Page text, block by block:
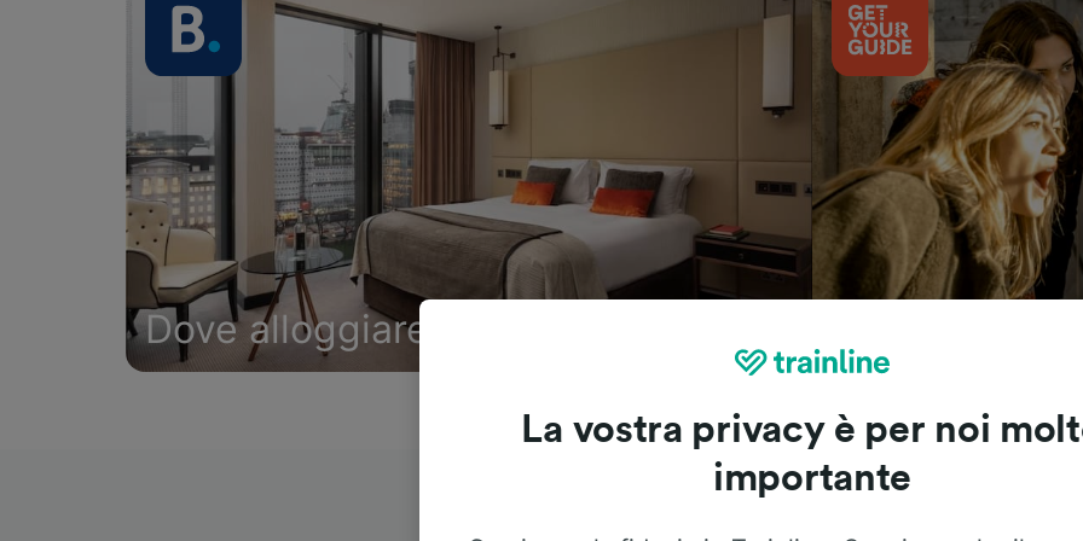
Dove alloggiare
Le recensioni dei nostri viaggiatori
La vostra privacy è per noi
importante